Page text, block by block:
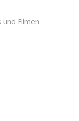
und Filmen